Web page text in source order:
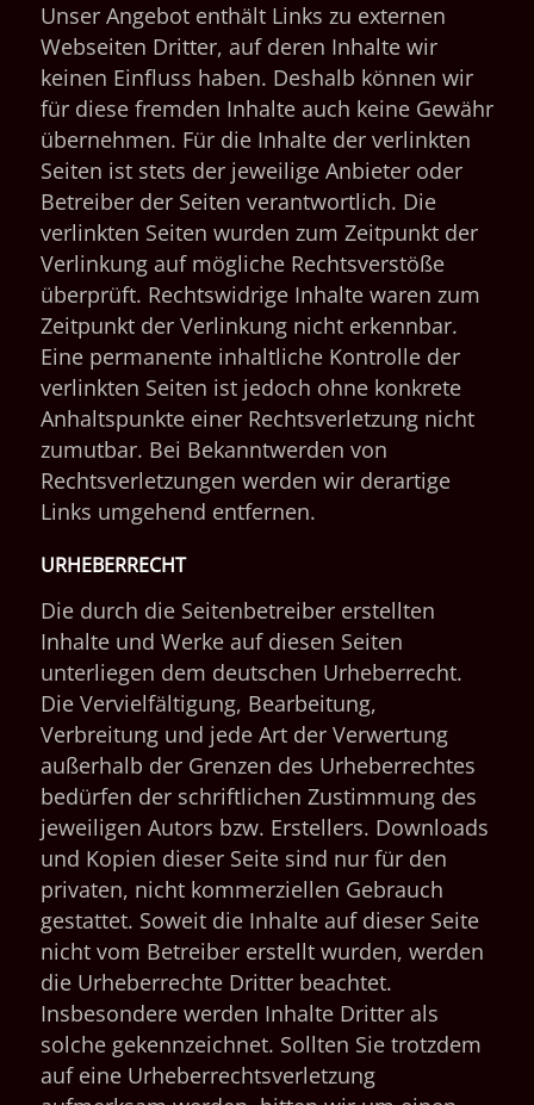
Unser Angebot enthält Links zu externen
Webseiten Dritter, auf deren Inhalte wir
keinen Einfluss haben. Deshalb können wir
für diese fremden Inhalte auch keine Gewähr
übernehmen. Für die Inhalte der verlinkten
Seiten ist stets der jeweilige Anbieter oder
Betreiber der Seiten verantwortlich. Die
verlinkten Seiten wurden zum Zeitpunkt der
Verlinkung auf mögliche Rechtsverstöße
überprüft. Rechtswidrige Inhalte waren zum
Zeitpunkt der Verlinkung nicht erkennbar.
Eine permanente inhaltliche Kontrolle der
verlinkten Seiten ist jedoch ohne konkrete
Anhaltspunkte einer Rechtsverletzung nicht
zumutbar. Bei Bekanntwerden von
Rechtsverletzungen werden wir derartige
Links umgehend entfernen.
URHEBERRECHT
Die durch die Seitenbetreiber erstellten
Inhalte und Werke auf diesen Seiten
unterliegen dem deutschen Urheberrecht.
Die Vervielfältigung, Bearbeitung,
Verbreitung und jede Art der Verwertung
außerhalb der Grenzen des Urheberrechtes
bedürfen der schriftlichen Zustimmung des
jeweiligen Autors bzw. Erstellers. Downloads
und Kopien dieser Seite sind nur für den
privaten, nicht kommerziellen Gebrauch
gestattet. Soweit die Inhalte auf dieser Seite
nicht vom Betreiber erstellt wurden, werden
die Urheberrechte Dritter beachtet.
Insbesondere werden Inhalte Dritter als
solche gekennzeichnet. Sollten Sie trotzdem
auf eine Urheberrechtsverletzung